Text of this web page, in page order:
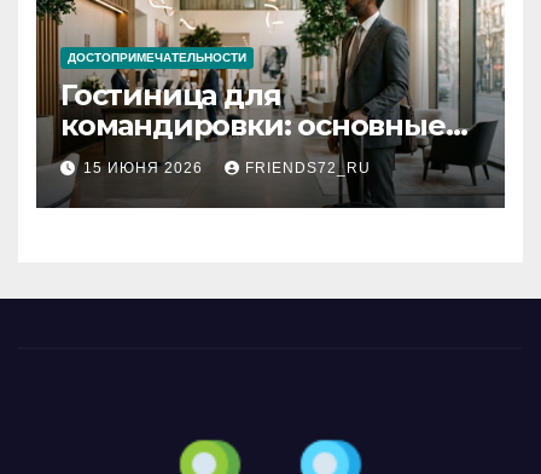
ДОСТОПРИМЕЧАТЕЛЬНОСТИ
Гостиница для
командировки: основные
критерии выбора
15 ИЮНЯ 2026 FRIENDS72_RU